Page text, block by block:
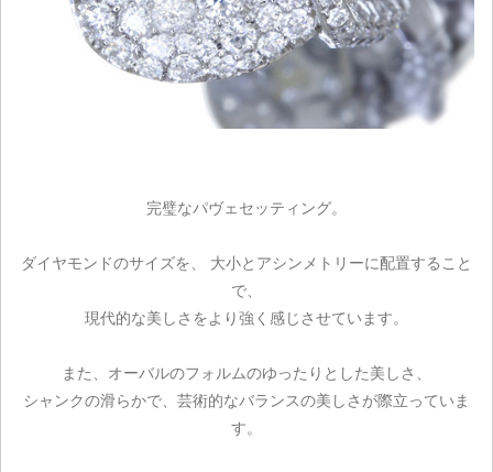
完璧なパヴェセッティング。
ダイヤモンドのサイズを、 大小とアシンメトリーに配置すること
で、
現代的な美しさをより強く感じさせています。
また、オーバルのフォルムのゆったりとした美しさ、
シャンクの滑らかで、芸術的なバランスの美しさが際立っていま
す。